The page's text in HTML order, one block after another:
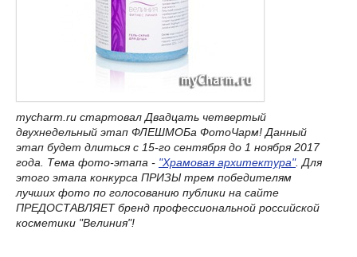
mycharm.ru стартовал Двадцать четвертый
двухнедельный этап ФЛЕШМОБа ФотоЧарм! Данный
этап будет длиться с 15-го сентября до 1 ноября 2017
года. Тема фото-этапа - "Храмовая архитектура". Для
этого этапа конкурса ПРИЗЫ трем победителям
лучших фото по голосованию публики на сайте
ПРЕДОСТАВЛЯЕТ бренд профессиональной российской
косметики "Велиния"!